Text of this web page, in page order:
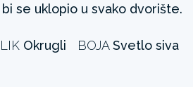
se uklopio u svako dvorište.
Okrugli BOJASvetlo siva